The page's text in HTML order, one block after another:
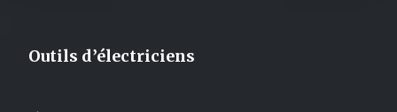
Outils d’électriciens